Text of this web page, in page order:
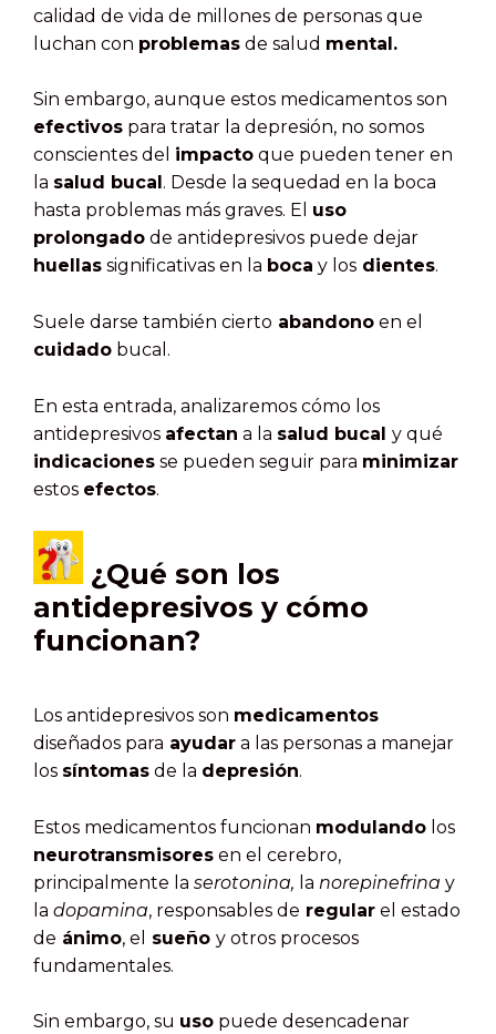
calidad de vida de millones de personas que
luchan con problemas de salud mental.
Sin embargo, aunque estos medicamentos son
efectivos para tratar la depresión, no somos
conscientes del impacto que pueden tener en
la salud bucal . Desde la sequedad en la boca
hasta problemas más graves. El uso
prolongado de antidepresivos puede dejar
huellas significativas en la boca y los dientes.
Suele darse también cierto abandono en el
cuidado bucal.
En esta entrada, analizaremos cómo los
antidepresivos afectan a la salud bucal y qué
indicaciones se pueden seguir para minimizar
estos efectos.
¿Qué son los
antidepresivos y cómo
funcionan?
Los antidepresivos son medicamentos
diseñados para ayudar a las personas a manejar
los síntomas de la depresión.
Estos medicamentos funcionan modulando los
neurotransmisores en el cerebro,
principalmente la serotonina, la norepinefrina y
la dopamina, responsables de regular el estado
de ánimo, el sueño y otros procesos
fundamentales.
Sin embargo, su uso puede desencadenar